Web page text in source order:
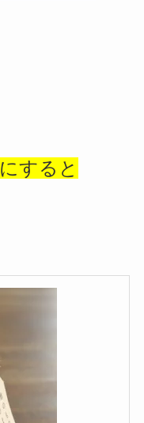
すると